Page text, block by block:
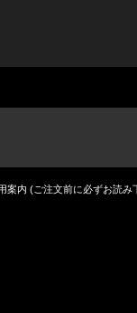
案内 (ご注文前に必ずお読み